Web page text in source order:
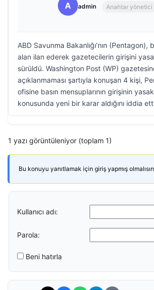
A admin Anahtar yönetici
ABD Savunma Bakanlığı’nın (Pentagon),
alan ilan ederek gazetecilerin girişini
sürüldü. Washington Post (WP)
açıklanmaması şartıyla konuşan 4 kişi,
ofisine basın mensuplarının girişinin
konusunda yeni bir karar aldığını iddia
1 yazı görüntüleniyor (toplam 1)
Bu konuyu yanıtlamak için giriş yapmış
Kullanıcı adı:
Parola:
Beni hatırla